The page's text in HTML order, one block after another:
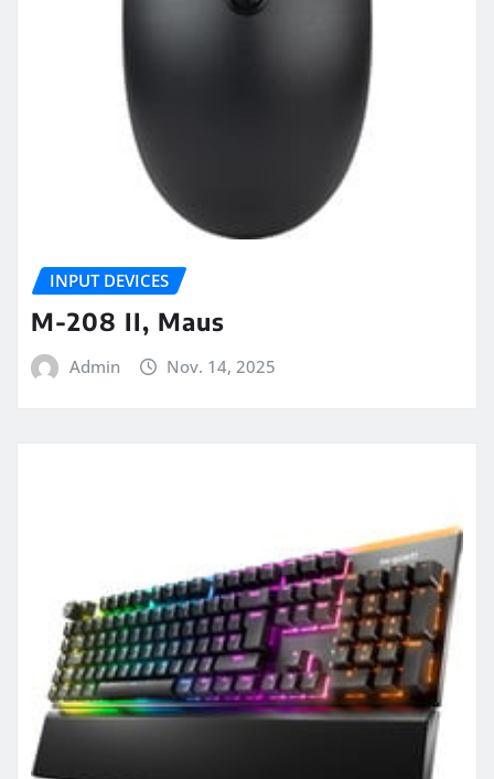
INPUT DEVICES
M-208 II, Maus
Admin Nov. 14, 2025